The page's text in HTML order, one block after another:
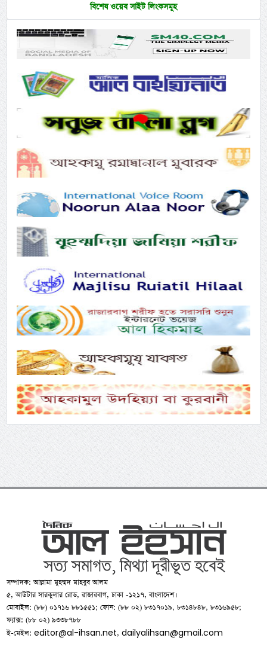
বিশেষ ওয়েব সাইট লিংকসমূহ
সম্পাদক: আল্লামা মুহম্মদ মাহবুব আলম
৫, আউটার সারকুলার রোড, রাজারবাগ, ঢাকা -১২১৭, বাংলাদেশ।
মোবাইল: (৮৮) ০১৭১৬ ৮৮১৫৫১; ফোন: (৮৮ ০২) ৮৩১৭০১৯, ৮৩১৪৮৪৮, ৮৩১৬৯৫৮;
ফ্যাক্স: (৮৮ ০২) ৯৩৩৮৭৮৮
ই-মেইল:editor@al-ihsan.net,dailyalihsan@gmail.com